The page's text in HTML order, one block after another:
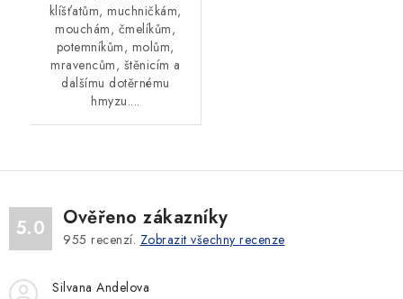
klíšťatům, muchničkám,
mouchám, čmelíkům,
potemníkům, molům,
mravencům, štěnicím a
dalšímu dotěrnému
hmyzu....
5.0 Ověřeno zákazníky
955 recenzí. Zobrazit všechny recenze
Silvana Andelova